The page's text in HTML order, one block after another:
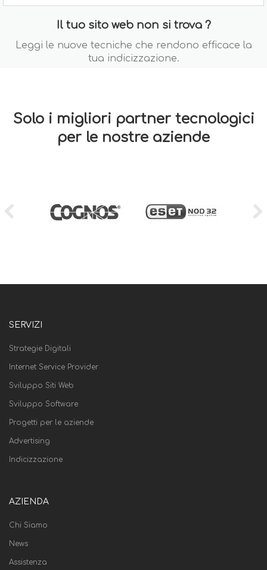
Il tuo sito web non si trova ?
Leggi le nuove tecniche che rendono efficace la
tua indicizzazione.
Solo i migliori partner tecnologici
per le nostre aziende
SERVIZI
Strategie Digitali
Internet Service Provider
Sviluppo Siti Web
Sviluppo Software
Progetti per le aziende
Advertising
Indicizzazione
AZIENDA
Chi Siamo
News
Assistenza